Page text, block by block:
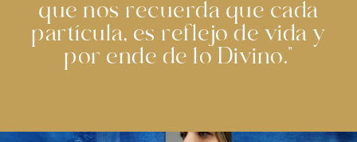
que nos recuerda que cada
partícula, es reflejo de vida y
por ende de lo Divino."